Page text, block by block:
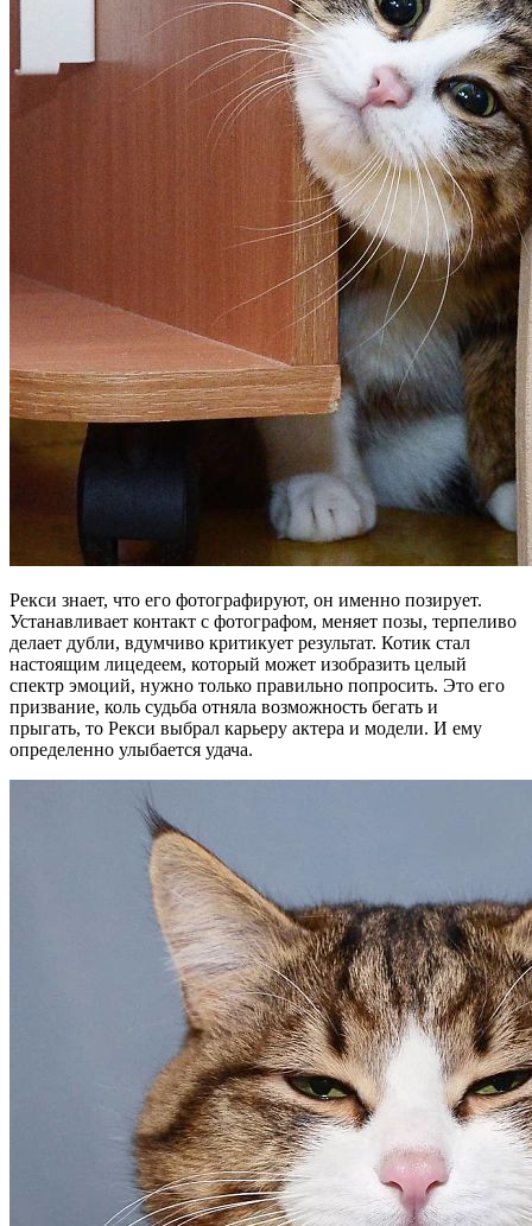
Рекси знает, что его фотографируют, он именно позирует.
Устанавливает контакт с фотографом, меняет позы, терпеливо
делает дубли, вдумчиво критикует результат. Котик стал
настоящим лицедеем, который может изобразить целый
спектр эмоций, нужно только правильно попросить. Это его
призвание, коль судьба отняла возможность бегать и
прыгать, то Рекси выбрал карьеру актера и модели. И ему
определенно улыбается удача.